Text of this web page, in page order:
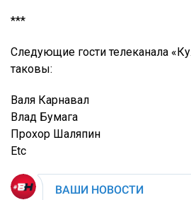
***
Следующие гости телеканала
таковы:
Валя Карнавал
Влад Бумага
Прохор Шаляпин
Etc